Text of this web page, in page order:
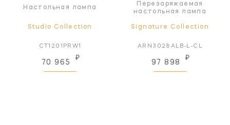
Настольная лампа
Studio Collection
CT1201PRW1
70 965
₽
Перезаряжаемая
настольная лампа
Signature Collection
ARN3028ALB-L-CL
97 898
₽